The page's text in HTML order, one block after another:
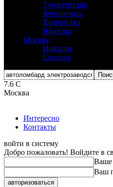
Турагентство
Фотопечать
Химчистка
Юристы
Москва
Новости
Сегодня
7.6 C
Москва
Интересно
Контакты
войти в систему
Добро пожаловать! Войдите в
Ваше
Ваш